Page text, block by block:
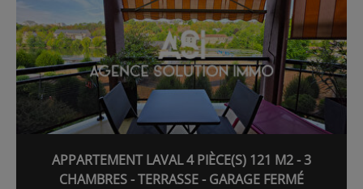
APPARTEMENT LAVAL 4 PIÈCE(S) 121 M2 - 3
CHAMBRES - TERRASSE - GARAGE FERMÉ